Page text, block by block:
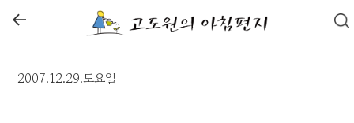
←
2007.12.29.토요일